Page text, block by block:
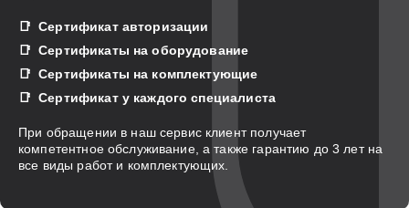
Сертификат авторизации
Сертификаты на оборудование
Сертификаты на комплектующие
Сертификат у каждого специалиста
При обращении в наш сервис клиент получает
компетентное обслуживание, а также гарантию до 3 лет на
все виды работ и комплектующих.